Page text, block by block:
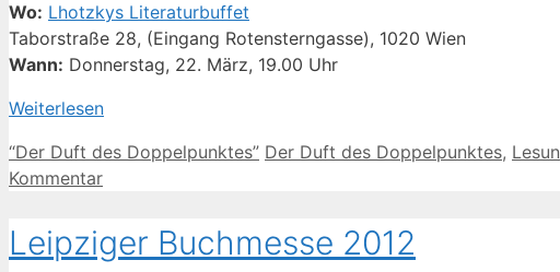
Wo: Lhotzkys Literaturbuffet
Taborstraße 28, (Eingang Rotensterngasse), 1020 Wien
Wann: Donnerstag, 22. März, 19.00 Uhr
Weiterlesen
Kategorien
“Der Duft des Doppelpunktes” Schlagwörter
Der Duft des Doppelpunktes,
Kommentar
Leipziger Buchmesse 2012